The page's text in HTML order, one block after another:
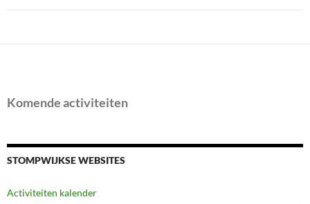
Komende activiteiten
STOMPWIJKSE WEBSITES
Activiteiten kalender